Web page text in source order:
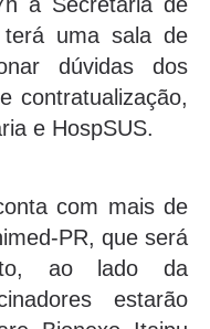
uma sala de
dúvidas dos
contratualização,
e HospSUS.
com mais de
PR, que será
ao lado da
estarão